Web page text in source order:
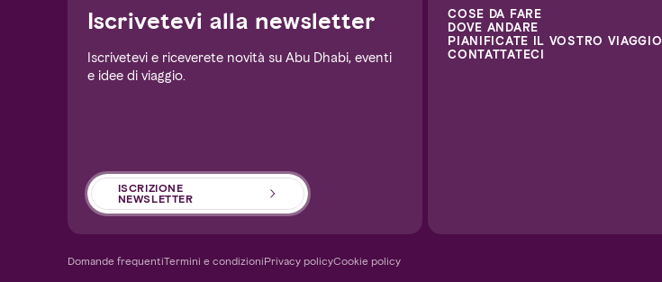
Iscrivetevi alla newsletter
Iscrivetevi e riceverete novità su Abu Dhabi, eventi
e idee di viaggio.
ISCRIZIONE
NEWSLETTER
COSE DA FARE
DOVE ANDARE
PIANIFICATE IL VOSTRO VIAGGIO
CONTATTATECI
Domande frequentiTermini e condizioniPrivacy policyCookie policy